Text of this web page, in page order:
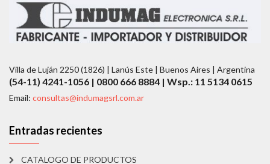
Villa de Luján 2250 (1826) | Lanús Este | Buenos Aires | Argentina
(54-11) 4241-1056 | 0800 666 8884 | Wsp.: 11 5134 0615
Email: consultas@indumagsrl.com.ar
Entradas recientes
CATALOGO DE PRODUCTOS